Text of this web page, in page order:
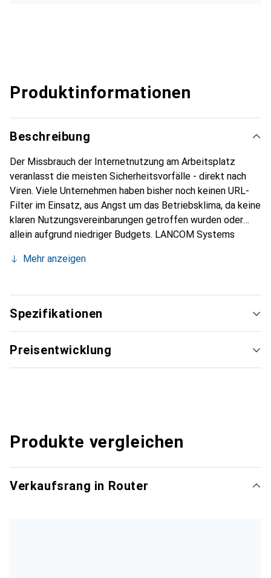
Produktinformationen
Beschreibung
Der Missbrauch der Internetnutzung am Arbeitsplatz
veranlasst die meisten Sicherheitsvorfälle - direkt nach
Viren. Viele Unternehmen haben bisher noch keinen URL-
Filter im Einsatz, aus Angst um das Betriebsklima, da keine
klaren Nutzungsvereinbarungen getroffen wurden oder
allein aufgrund niedriger Budgets. LANCOM Systems
bei der die Vorteile klar auf der Hand liegen.
Mehr anzeigen
Spezifikationen
Preisentwicklung
Produkte vergleichen
Verkaufsrang in Router